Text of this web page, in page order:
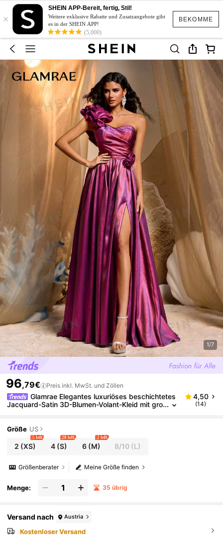
BEKOMME
×
SHEIN APP-Bereit, fertig, Stil!
Weitere exklusive Rabatte und Zusatzangebote gibt
es in der SHEIN APP!
(5,000)
1/7
96,79€ Preis inkl. MwSt. und Zöllen
Glamrae Elegantes luxuriöses beschichtetes
Jacquard-Satin 3D-Blumen-Volant-Kleid mit gro
ührung), Formal, Abendkleid, für Hochzeitsgäste
4,50
(14)
Größe US
2 (XS)
5 left
4(S)
28 left
6(M)
2 left
8/10 (L)
Meine Größe finden
Größenberater
Menge: 35 übrig
Versand nach Austria
Kostenloser Versand